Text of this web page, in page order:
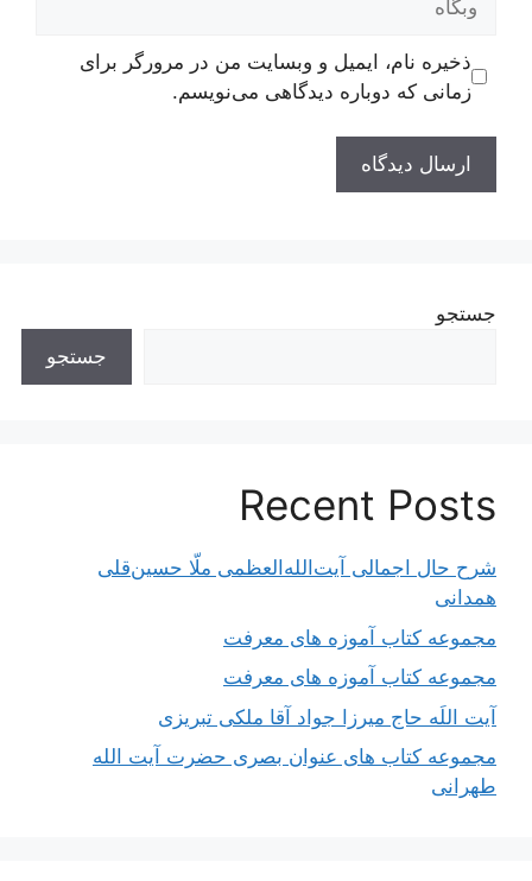
ذخیره نام، ایمیل و وبسایت من در مرورگر برای
زمانی که دوباره دیدگاهی می‌نویسم.
جستجو
جستجو
Recent Posts
شرح حال اجمالی آیت‌الله‌العظمی ملّا حسین‌قلی
همدانی
مجموعه کتاب آموزه های معرفت
مجموعه کتاب آموزه های معرفت
آیت اللَه حاج میرزا جواد آقا ملکی تبریزی
مجموعه کتاب های عنوان بصری حضرت آیت الله
طهرانی